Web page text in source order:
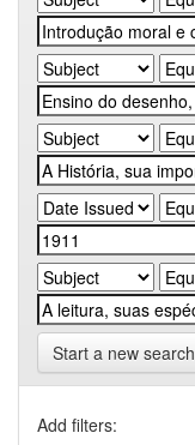
Start a new search
Add filters: